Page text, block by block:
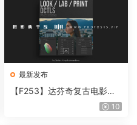
最新发布
【F253】达芬奇复古电影胶
片质感DCTL节点调色预设 M
10